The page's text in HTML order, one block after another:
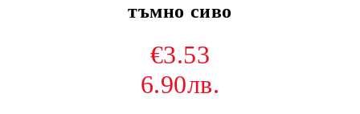
тъмно сиво
€3.53
6.90лв.